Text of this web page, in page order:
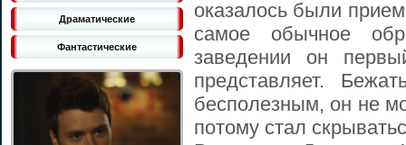
Драматические
Фантастические
оказалось были
самое обычное
заведении он
представляет.
бесполезным, он не
потому стал